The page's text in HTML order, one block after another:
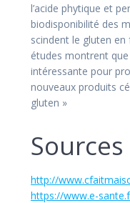
l’acide phytique et
biodisponibilité des
scindent le gluten
études montrent
intéressante pour
nouveaux produits
gluten »
Sources
http://
https://www.e-